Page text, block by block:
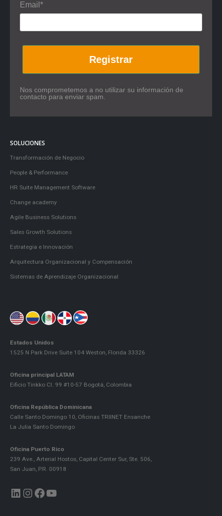
Email*
Registrar
Nos comprometemos a no utilizar su información de
contacto para enviar spam.
SOLUCIONES
Transformación de Negocio
People & Performance
HR Suite Management Software
Change academy
Agile Business Solutions
Sales Growth Solutions
Estrategia e Innovación
Arquitectura Organizacional y Compensación
Sistemas de Aprendizaje Organizacional
Estados Unidos
1525 N Park Drive Suite 104 Weston, Florida 33326
Oficina principal LATAM
Eificio Tinkko Cl. 99 #10-57 Bogotá, Colombia
Oficina República Dominicana
Calle Santo Domingo 10, Oficinas TRIINET Ensanche
La Julia Santo Domingo
Oficina Puerto Rico
239 Ave., Arterial Hostos, Capital Center Sur, Ste. 506,
San Juan, P.R. 00918
LinkedIn InstagramFacebook YouTube